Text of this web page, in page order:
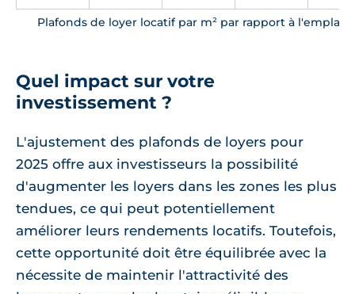
Plafonds de loyer locatif par m² par rapport à
Quel impact sur votre
investissement ?
L'ajustement des plafonds de loyers pour
2025 offre aux investisseurs la possibilité
d'augmenter les loyers dans les zones les plus
tendues, ce qui peut potentiellement
améliorer leurs rendements locatifs. Toutefois,
cette opportunité doit être équilibrée avec la
nécessite de maintenir l'attractivité des